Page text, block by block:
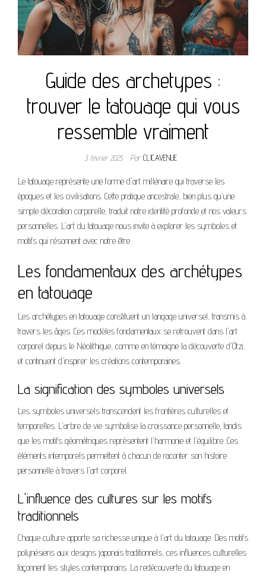
Guide des archetypes :
trouver le tatouage qui vous
ressemble vraiment
3 février 2025 ParCLICAVENUE
Le tatouage représente une forme d'art millénaire qui traverse les
époques et les civilisations. Cette pratique ancestrale, bien plus qu'une
simple décoration corporelle, traduit notre identité profonde et nos valeurs
personnelles. L'art du tatouage nous invite à explorer les symboles et
motifs qui résonnent avec notre être.
Les fondamentaux des archétypes
en tatouage
Les archétypes en tatouage constituent un langage universel, transmis à
travers les âges. Ces modèles fondamentaux se retrouvent dans l'art
corporel depuis le Néolithique, comme en témoigne la découverte d'Ötzi,
et continuent d'inspirer les créations contemporaines.
La signification des symboles universels
Les symboles universels transcendent les frontières culturelles et
temporelles. L'arbre de vie symbolise la croissance personnelle, tandis
que les motifs géométriques représentent l'harmonie et l'équilibre. Ces
éléments intemporels permettent à chacun de raconter son histoire
personnelle à travers l'art corporel.
L'influence des cultures sur les motifs
traditionnels
Chaque culture apporte sa richesse unique à l'art du tatouage. Des motifs
polynésiens aux designs japonais traditionnels, ces influences culturelles
façonnent les styles contemporains. La redécouverte du tatouage en